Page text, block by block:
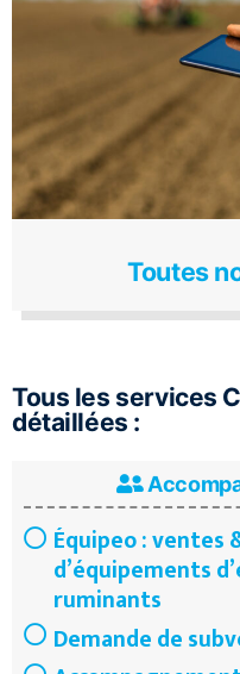
Toutes
Tous les services
détaillées :
Équipeo : ventes
d’équipements
ruminants
Demande de